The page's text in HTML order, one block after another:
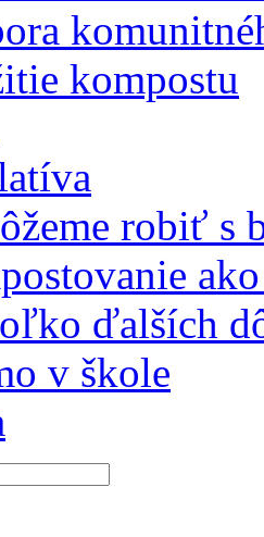
kompostu
robiť s
ďalších
v škole